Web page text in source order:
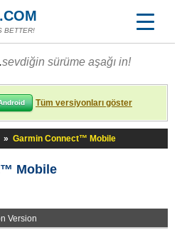
BETTER!
sevdiğin sürüme aşağı in!
Tüm versiyonları göster
» Garmin Connect™ Mobile
Mobile
Version